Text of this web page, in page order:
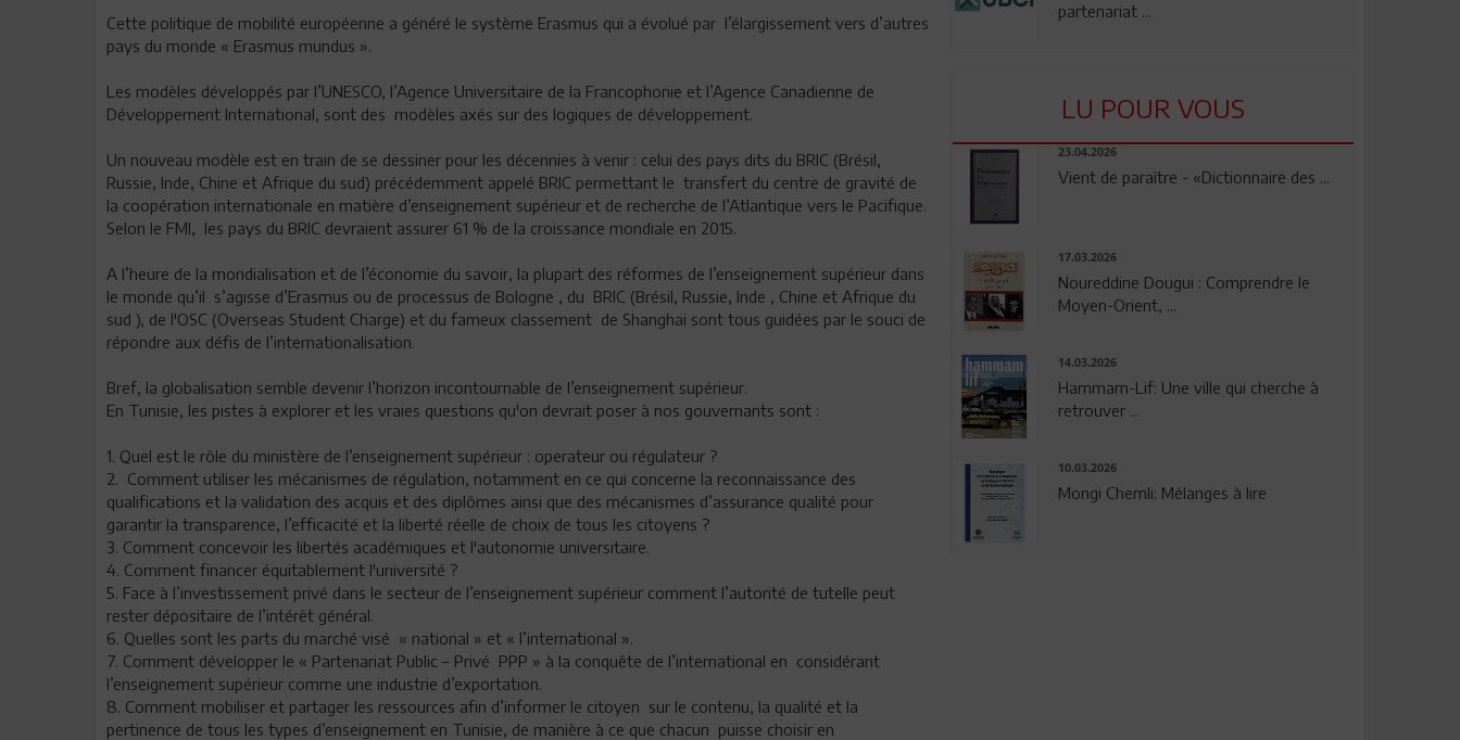
Cette politique de mobilité européenne a généré le système Erasmus qui a évolué par l’élargissement vers d’autres
pays du monde « Erasmus mundus ».
Les modèles développés par l’UNESCO, l’Agence Universitaire de la Francophonie et l’Agence Canadienne de
Développement International, sont des modèles axés sur des logiques de développement.
Un nouveau modèle est en train de se dessiner pour les décennies à venir : celui des pays dits du BRIC (Brésil,
Russie, Inde, Chine et Afrique du sud) précédemment appelé BRIC permettant le transfert du centre de gravité de
la coopération internationale en matière d’enseignement supérieur et de recherche de l’Atlantique vers le Pacifique.
Selon le FMI, les pays du BRIC devraient assurer 61 % de la croissance mondiale en 2015.
A l’heure de la mondialisation et de l’économie du savoir, la plupart des réformes de l’enseignement supérieur dans
le monde qu’il s’agisse d’Erasmus ou de processus de Bologne , du BRIC (Brésil, Russie, Inde , Chine et Afrique du
sud ), de l'OSC (Overseas Student Charge) et du fameux classement de Shanghai sont tous guidées par le souci de
répondre aux défis de l’internationalisation.
Bref, la globalisation semble devenir l’horizon incontournable de l’enseignement supérieur.
En Tunisie, les pistes à explorer et les vraies questions qu'on devrait poser à nos gouvernants sont :
1. Quel est le rôle du ministère de l’enseignement supérieur : operateur ou régulateur ?
2. Comment utiliser les mécanismes de régulation, notamment en ce qui concerne la reconnaissance des
qualifications et la validation des acquis et des diplômes ainsi que des mécanismes d’assurance qualité pour
garantir la transparence, l’efficacité et la liberté réelle de choix de tous les citoyens ?
3. Comment concevoir les libertés académiques et l'autonomie universitaire.
4. Comment financer équitablement l'université ?
5. Face à l’investissement privé dans le secteur de l’enseignement supérieur comment l’autorité de tutelle peut
rester dépositaire de l’intérêt général.
6. Quelles sont les parts du marché visé « national » et « l’international ».
7. Comment développer le « Partenariat Public – Privé PPP » à la conquête de l’international en considérant
l’enseignement supérieur comme une industrie d’exportation.
8. Comment mobiliser et partager les ressources afin d’informer le citoyen sur le contenu, la qualité et la
pertinence de tous les types d’enseignement en Tunisie, de manière à ce que chacun puisse choisir en
partenariat ...
LU POUR VOUS
23.04.2026
Vient de paraître - «Dictionnaire des ...
17.03.2026
Noureddine Dougui : Comprendre le
Moyen-Orient, ...
14.03.2026
Hammam-Lif: Une ville qui cherche à
retrouver ...
10.03.2026
Mongi Chemli: Mélanges à lire